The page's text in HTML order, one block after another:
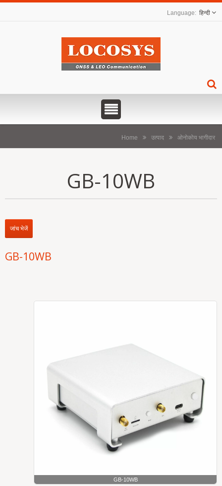
हिन्दी
Home उत्पाद ओनोकोय भागीदार
GB-10WB
जांच भेजें
GB-10WB
GB-10WB